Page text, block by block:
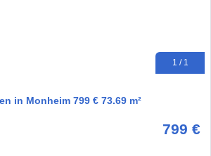
1 / 1
in Monheim 799 € 73.69 m²
799 €